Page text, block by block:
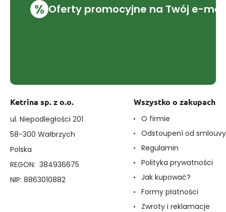
% Oferty promocyjne na Twój e-mail
Ketrina sp. z o.o.
ul. Niepodległości 201
58-300 Wałbrzych
Polska
REGON: 384936675
NIP: 8863010882
Wszystko o zakupach
O firmie
Odstoupení od smlouvy
Regulamin
Polityka prywatności
Jak kupować?
Formy płatności
Zwroty i reklamacje